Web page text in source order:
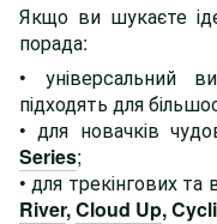
Якщо ви шукаєте
порада:
• універсальний
підходять для
• для новачків
Series;
• для трекінгових
River,Cloud Up,